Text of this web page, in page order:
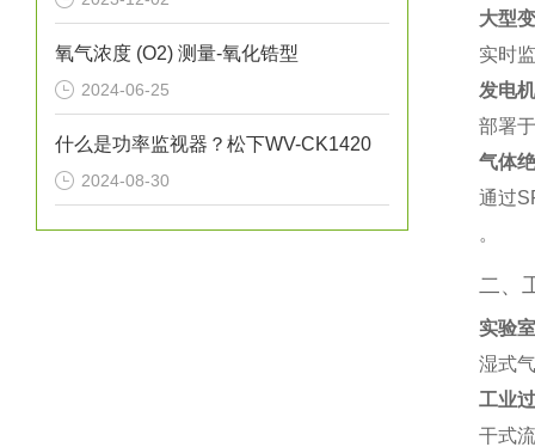
氧气浓度 (O2) 测量-氧化锆型
2024-06-25
什么是功率监视器？松下WV-CK1420
2024-08-30
大型
实时
发电
部署
气体
通过
。
二、
实验
湿式
工业
干式